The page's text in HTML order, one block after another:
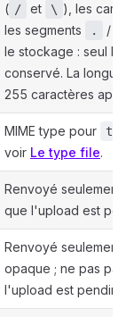
( / et \ ), les
les segments
. /
le stockage : seul le
conservé. La
255 caractères après
MIME type pour
voir Le type file.
Renvoyé seulement.
que l'upload est
Renvoyé seulement.
opaque ; ne pas
l'upload est pending.